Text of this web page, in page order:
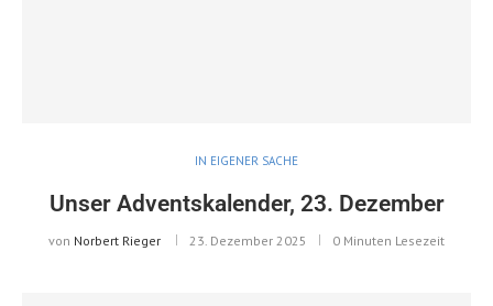
IN EIGENER SACHE
Unser Adventskalender, 23. Dezember
von Norbert Rieger 23. Dezember 2025 0 Minuten Lesezeit